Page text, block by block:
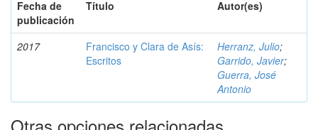
Fecha de
publicación
Título Autor(es)
2017
Francisco y Clara de Asís:
Escritos
Herranz, Julio;
Garrido, Javier;
Guerra, José
Antonio